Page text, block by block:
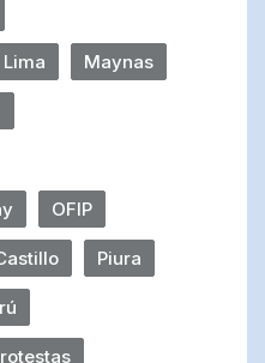
Lima Maynas
OFIP
Piura